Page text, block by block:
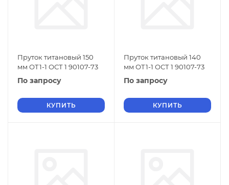
Пруток титановый 150
мм ОТ1-1 ОСТ 1 90107-73
По запросу
КУПИТЬ
Пруток титановый 140
мм ОТ1-1 ОСТ 1 90107-73
По запросу
КУПИТЬ